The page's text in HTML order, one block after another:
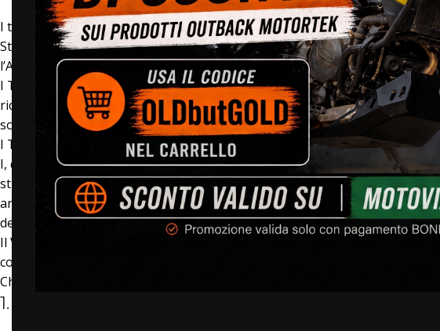
I termini e le condizioni qui di seguito indicati (le “Condizioni Generali di
Store di Gionata Nencini) con sede legale in Via Piersanti Mattarella 32,
l’Acquirente che effettua acquisti online sul sito internet
I Termini e Condizioni Generali di Vendita si applicano a tutte le
richiamo alle stesse o uno specifico accordo in tal senso alla
soltanto se confermato per iscritto da parte del Venditore.
I Termini e Condizioni Generali di Vendita disciplinano gli acquisti dei
I, del Codice del Consumo, D.lgs. n. 206/2005, modificato dal D.lgs. n. 21/
stipulabile unicamente tra Motoviaggio Store e il “consumatore”, cioè la
artigianale o professionale eventualmente svolta (di seguito denominato
del Consumo. I Prodotti proposti attraverso il Sito Web sono disponibili
Il Venditore si riserva il diritto di modificare, integrare o variare i Termini
corrispondenza inviata per iscritto all’Acquirente.
Chi acquista a nome di altri acquirenti (commissionari) accetta
1. Offerte e ordini